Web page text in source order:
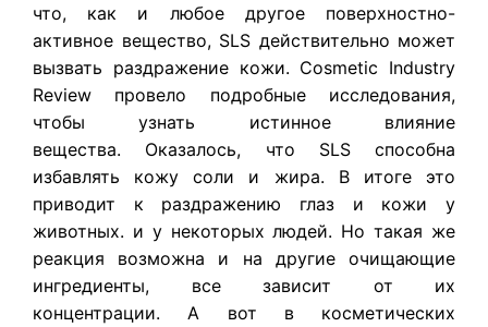
что, как и любое другое поверхностно-
активное вещество, SLS действительно может
вызвать раздражение кожи. Cosmetic Industry
Review провело подробные исследования,
чтобы узнать истинное влияние
вещества. Оказалось, что SLS способна
избавлять кожу соли и жира. В итоге это
приводит к раздражению глаз и кожи у
животных. и у некоторых людей. Но такая же
реакция возможна и на другие очищающие
ингредиенты, все зависит от их
концентрации. А вот в косметических